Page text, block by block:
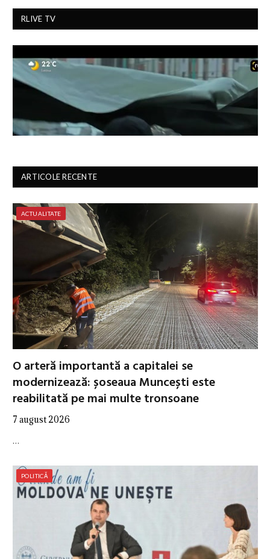
RLIVE TV
ARTICOLE RECENTE
ACTUALITATE
O arteră importantă a capitalei se
modernizează: șoseaua Muncești este
reabilitată pe mai multe tronsoane
7 august 2026
…
POLITICĂ